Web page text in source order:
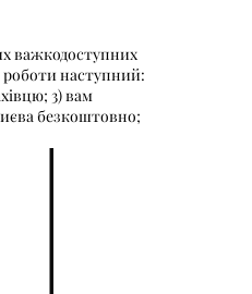
важкодоступних
роботи наступний:
3) вам
безкоштовно;